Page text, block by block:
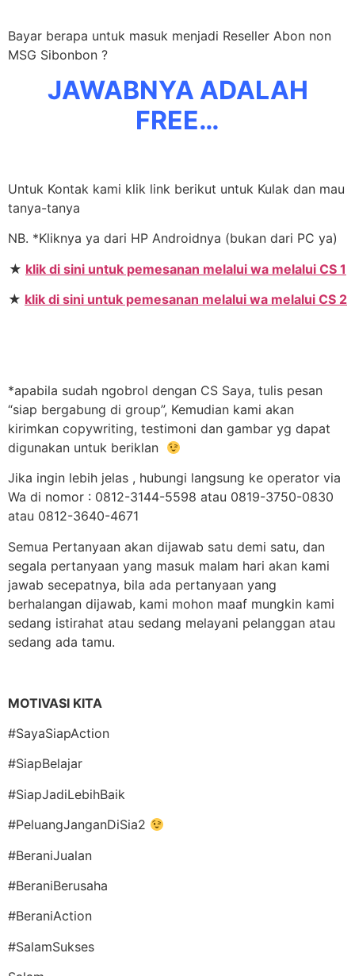
Bayar berapa untuk masuk menjadi Reseller Abon non
MSG Sibonbon ?
JAWABNYA ADALAH
FREE…
Untuk Kontak kami klik link berikut untuk Kulak dan mau
tanya-tanya
NB. *Kliknya ya dari HP Androidnya (bukan dari PC ya)
★ klik di sini untuk pemesanan melalui wa melalui CS 1
★ klik di sini untuk pemesanan melalui wa melalui CS 2
*apabila sudah ngobrol dengan CS Saya, tulis pesan
“siap bergabung di group”, Kemudian kami akan
kirimkan copywriting, testimoni dan gambar yg dapat
digunakan untuk beriklan
Jika ingin lebih jelas , hubungi langsung ke operator via
Wa di nomor : 0812-3144-5598 atau 0819-3750-0830
atau 0812-3640-4671
Semua Pertanyaan akan dijawab satu demi satu, dan
segala pertanyaan yang masuk malam hari akan kami
jawab secepatnya, bila ada pertanyaan yang
berhalangan dijawab, kami mohon maaf mungkin kami
sedang istirahat atau sedang melayani pelanggan atau
sedang ada tamu.
MOTIVASI KITA
#SayaSiapAction
#SiapBelajar
#SiapJadiLebihBaik
#PeluangJanganDiSia2
#BeraniJualan
#BeraniBerusaha
#BeraniAction
#SalamSukses